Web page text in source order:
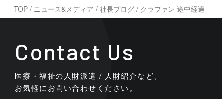
TOP / ニュース&メディア / 社長ブログ / クラファン 途中経過
Contact Us
医療・福祉の人財派遣 / 人財紹介など、
お気軽にお問い合わせください。